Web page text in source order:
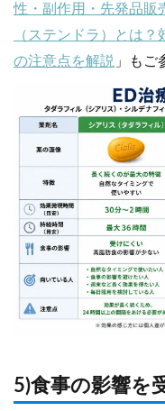
性・副作用・先発品販
（ステンドラ）とは
の注意点を解説 」もご
5)食事の影響を